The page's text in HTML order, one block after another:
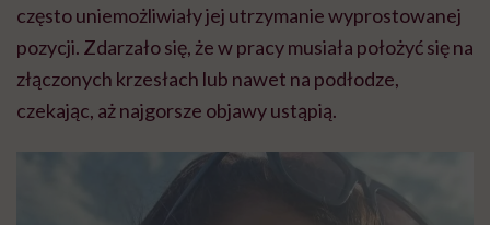
często uniemożliwiały jej utrzymanie wyprostowanej
pozycji. Zdarzało się, że w pracy musiała położyć się na
złączonych krzesłach lub nawet na podłodze,
czekając, aż najgorsze objawy ustąpią.